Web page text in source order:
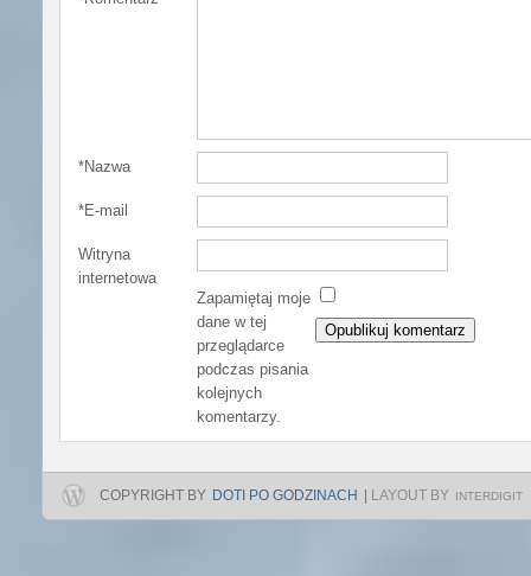
Nazwa
*
E-mail
*
Witryna
internetowa
Zapamiętaj moje
dane w tej
przeglądarce
podczas pisania
kolejnych
komentarzy.
COPYRIGHT BY DOTI PO GODZINACH LAYOUT BY INTERDIGIT